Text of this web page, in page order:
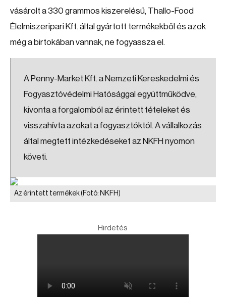
vásárolt a 330 grammos kiszerelésű, Thallo-Food
Élelmiszeripari Kft. által gyártott termékekből és azok
még a birtokában vannak, ne fogyassza el.
A Penny-Market Kft. a Nemzeti Kereskedelmi és
Fogyasztóvédelmi Hatósággal együttműködve,
kivonta a forgalomból az érintett tételeket és
visszahívta azokat a fogyasztóktól. A vállalkozás
által megtett intézkedéseket az NKFH nyomon
követi.
Az érintett termékek(Fotó: NKFH)
Hirdetés